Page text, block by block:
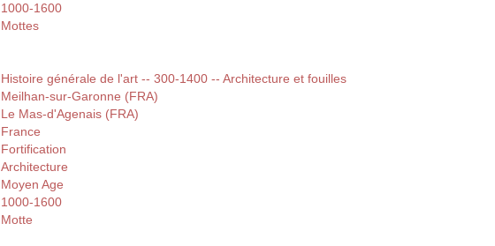
1000-1600
Mottes
Histoire générale de l'art -- 300-1400 -- Architecture et fouilles
Meilhan-sur-Garonne (FRA)
Le Mas-d'Agenais (FRA)
France
Fortification
Architecture
Moyen Age
1000-1600
Motte